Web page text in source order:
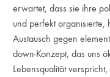
erwartet, dass sie ihre
und perfekt organisierte,
Austausch gegen
down-Konzept, das uns
Lebensqualität